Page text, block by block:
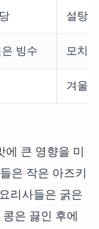
설탕
빙수 모치
겨울
에 큰 영향을 미
은 작은 아즈키
리사들은 굵은
은 끓인 후에